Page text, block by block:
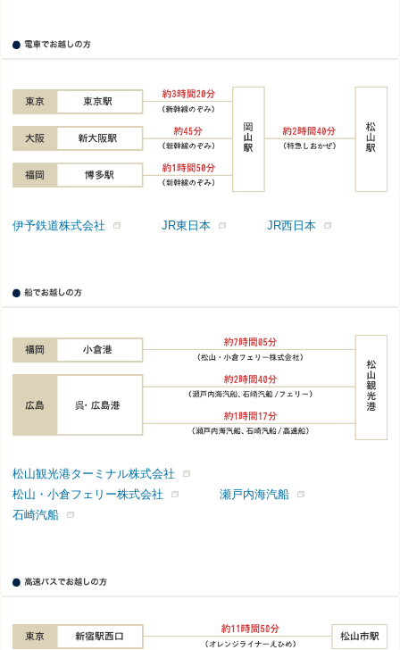
伊予鉄道株式会社 JR東日本 JR西日本
松山観光港ターミナル株式会社
松山・小倉フェリー株式会社
瀬戸内海汽船
石崎汽船